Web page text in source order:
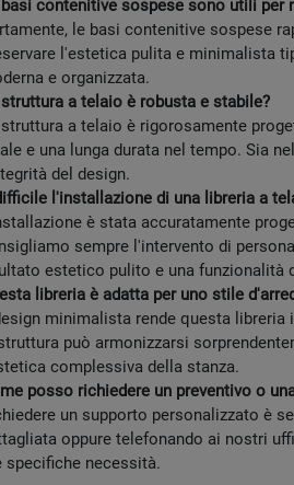
contenitive sospese sono utili per
le basi contenitive sospese
l'estetica pulita e minimalista
e organizzata.
a telaio è robusta e stabile?
a telaio è rigorosamente
e una lunga durata nel tempo. Sia
del design.
l'installazione di una libreria a
è stata accuratamente
sempre l'intervento di
estetico pulito e una funzionalità
libreria è adatta per uno stile
minimalista rende questa
può armonizzarsi
complessiva della stanza.
posso richiedere un preventivo o
un supporto personalizzato è
oppure telefonando ai nostri
specifiche necessità.